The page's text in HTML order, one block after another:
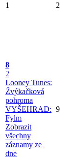
1 2
8
2
Looney Tunes:
Žvýkačková
pohroma
VYŠEHRAD:
Fylm
Zobrazit
všechny
záznamy ze
dne
9